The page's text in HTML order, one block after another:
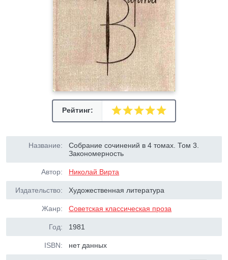
Рейтинг:
Название:
Собрание сочинений в 4 томах. Том 3.
Закономерность
Автор: Николай Вирта
Издательство: Художественная литература
Жанр: Советская классическая проза
Год: 1981
ISBN: нет данных